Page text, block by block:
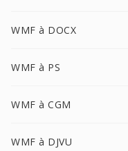
WMF à DOCX
WMF à PS
WMF à CGM
WMF à DJVU